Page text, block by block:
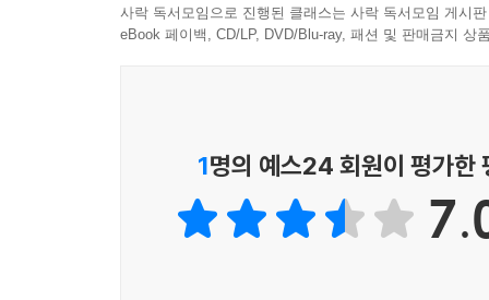
사락 독서모임으로 진행된 클래스는 사락 독서모임 게시
eBook 페이백, CD/LP, DVD/Blu-ray, 패션 및 판매금지 상
1명의 예스24 회원이 평가한